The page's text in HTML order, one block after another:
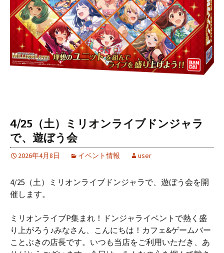
4/25（土）ミリオンライブドンジャラ
で、遊ぼう会
2026年4月8日 イベント情報 user
4/25（土）ミリオンライブドンジャラで、遊ぼう会を開
催します。
ミリオンライブP集まれ！ドンジャライベントで熱く盛
り上がろう♪みなさん、こんにちは！カフェ&ゲームバー
ことぶきの店長です。いつも当店をご利用いただき、あ